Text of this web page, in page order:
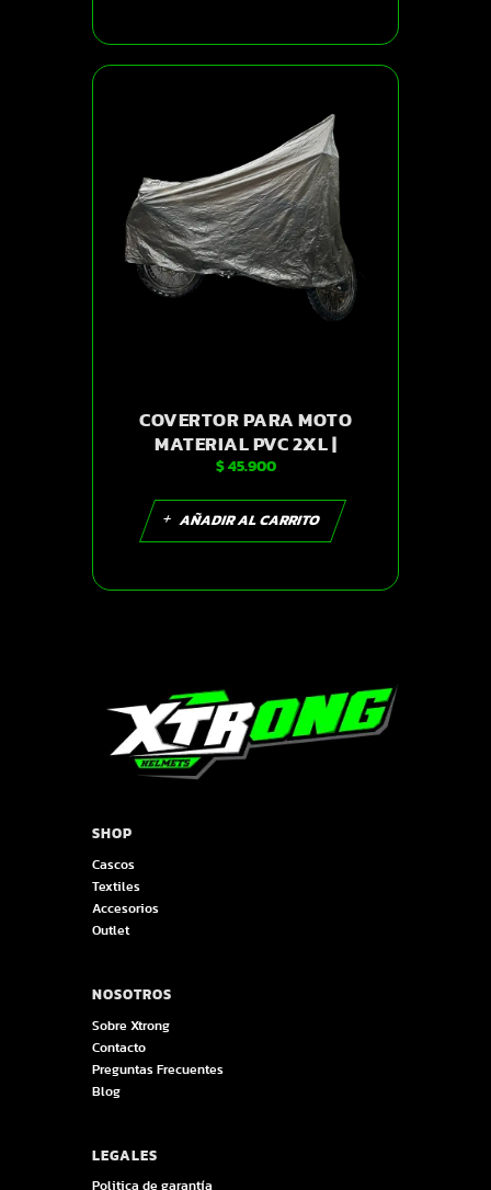
COVERTOR PARA MOTO
MATERIAL PVC 2XL |
SKU15441
$45.900
AÑADIR AL CARRITO
SHOP
Cascos
Textiles
Accesorios
Outlet
NOSOTROS
Sobre Xtrong
Contacto
Preguntas Frecuentes
Blog
LEGALES
Politica de garantía